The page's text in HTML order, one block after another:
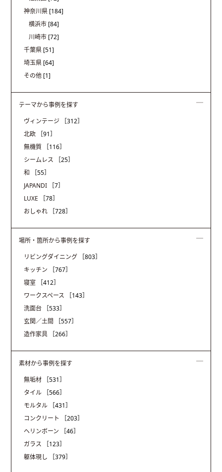
神奈川県 [184]
横浜市 [84]
川崎市 [72]
千葉県 [51]
埼玉県 [64]
その他 [1]
テーマから事例を探す
ヴィンテージ
［312］
北欧
［91］
無機質
［116］
シームレス
［25］
和
［55］
JAPANDI
［7］
LUXE
［78］
おしゃれ
［728］
場所・箇所から事例を探す
リビングダイニング
［803］
キッチン
［767］
寝室
［412］
ワークスペース
［143］
洗面台
［533］
玄関／土間
［557］
造作家具
［266］
素材から事例を探す
無垢材
［531］
タイル
［566］
モルタル
［431］
コンクリート
［203］
ヘリンボーン
［46］
ガラス
［123］
躯体現し
［379］